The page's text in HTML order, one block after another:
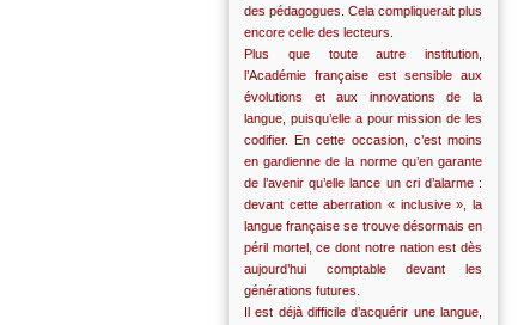
des pédagogues. Cela compliquerait plus
encore celle des lecteurs.
Plus que toute autre institution,
l’Académie française est sensible aux
évolutions et aux innovations de la
langue, puisqu’elle a pour mission de les
codifier. En cette occasion, c’est moins
en gardienne de la norme qu’en garante
de l’avenir qu’elle lance un cri d’alarme :
devant cette aberration « inclusive », la
langue française se trouve désormais en
péril mortel, ce dont notre nation est dès
aujourd’hui comptable devant les
générations futures.
Il est déjà difficile d’acquérir une langue,